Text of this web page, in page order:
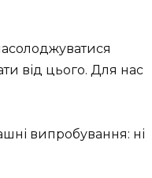
від цього. Для нас
випробування: ні